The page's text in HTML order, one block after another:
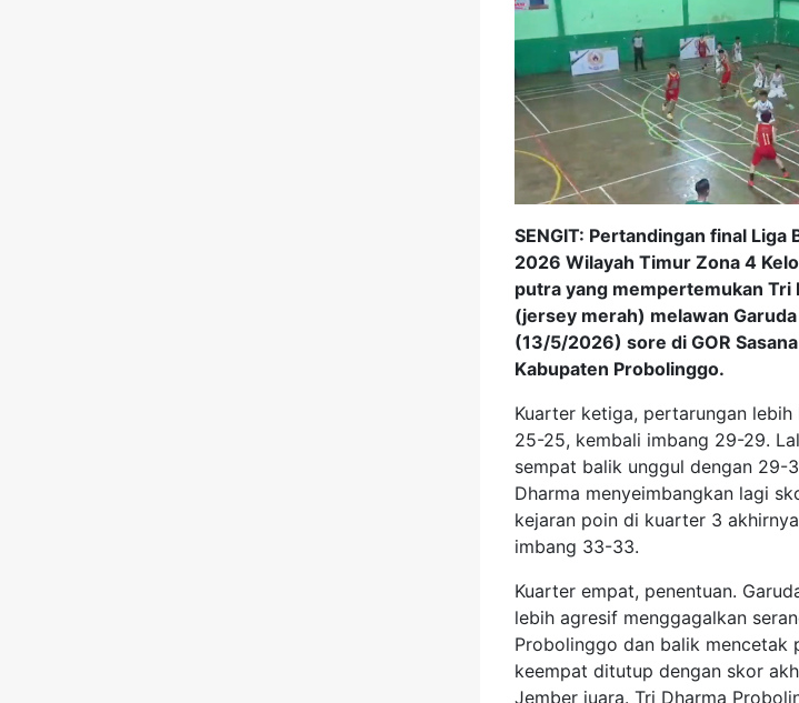
SENGIT: Pertandingan final Liga
2026 Wilayah Timur Zona 4
putra yang mempertemukan Tri
(jersey merah) melawan
(13/5/2026) sore di GOR
Kabupaten Probolinggo.
Kuarter ketiga, pertarungan
25-25, kembali imbang 29-29.
sempat balik unggul dengan 29-
Dharma menyeimbangkan lagi
kejaran poin di kuarter 3
imbang 33-33.
Kuarter empat, penentuan.
lebih agresif menggagalkan
Probolinggo dan balik mencetak
keempat ditutup dengan skor
Jember juara. Tri Dharma